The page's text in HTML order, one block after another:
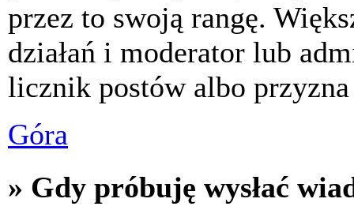
przez to swoją rangę.
działań i moderator lub
licznik postów albo
Góra
» Gdy próbuję wysłać